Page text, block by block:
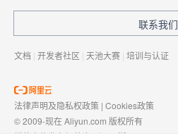
联系我们
文档 | 开发者社区 | 天池大赛 | 培训与认证
法律声明及隐私权政策 | Cookies政策
© 2009-现在 Aliyun.com 版权所有